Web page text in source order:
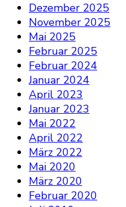
Dezember 2025
November 2025
Mai 2025
Februar 2025
Februar 2024
Januar 2024
April 2023
Januar 2023
Mai 2022
April 2022
März 2022
Mai 2020
März 2020
Februar 2020